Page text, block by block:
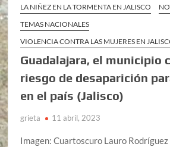
LA NIÑEZ EN LA TORMENTA EN JALISCO
TEMAS NACIONALES
VIOLENCIA CONTRA LAS MUJERES EN
Guadalajara, el municipio
riesgo de desaparición
en el país (Jalisco)
grieta 11 abril, 2023
Imagen: Cuartoscuro Lauro